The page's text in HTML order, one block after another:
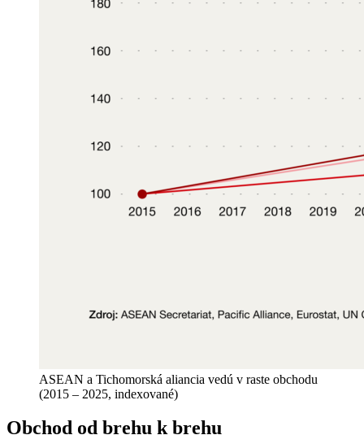
ASEAN a Tichomorská aliancia vedú v raste obchodu
(2015 – 2025, indexované)
Obchod od brehu k brehu